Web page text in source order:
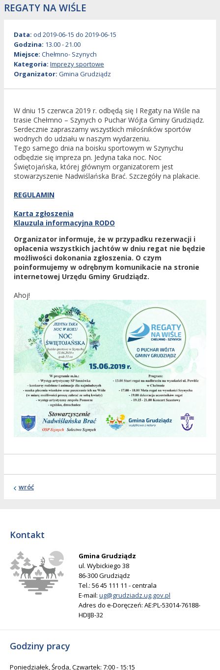
REGATY NA WIŚLE
Data od 2019-06-15 do 2019-06-15
Godzina 13.00 - 21.00
Miejsce Chełmno- Szynych
Kategoria Imprezy sportowe
Organizator Gmina Grudziądz
W dniu 15 czerwca 2019 r. odbędą się I Regaty na Wiśle na
trasie Chełmno – Szynych o Puchar Wójta Gminy Grudziądz.
Serdecznie zapraszamy wszystkich miłośników sportów
wodnych do udziału w naszym wydarzeniu.
Tego samego dnia na boisku sportowym w Szynychu
odbędzie się impreza pn. Jedyna taka noc. Noc
Świętojańska, której głównym organizatorem jest
stowarzyszenie Nadwiślańska Brać. Szczegóły na plakacie.
REGULAMIN
Karta zgłoszenia
Klauzula informacyjna RODO
Organizator informuje, że w przypadku rezerwacji i
opłacenia wszystkich jachtów w dniu regat nie będzie
możliwości dokonania zgłoszenia. O czym
poinformujemy w odrębnym komunikacie na stronie
internetowej Urzędu Gminy Grudziądz.
Ahoj!
wróć
Kontakt
Gmina Grudziądz
ul. Wybickiego 38
86-300 Grudziądz
Tel.: 56 45 111 11 - centrala
E-mail: ug@grudziadz.ug.gov.pl
Adres do e-Doręczeń: AE:PL-53014-76188-
HDIJB-32
Godziny pracy
Poniedziałek, Środa, Czwartek: 7:00 - 15:15